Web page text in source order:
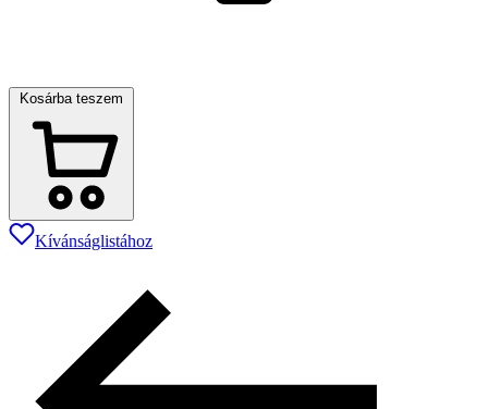
Kosárba teszem
Kívánságlistához